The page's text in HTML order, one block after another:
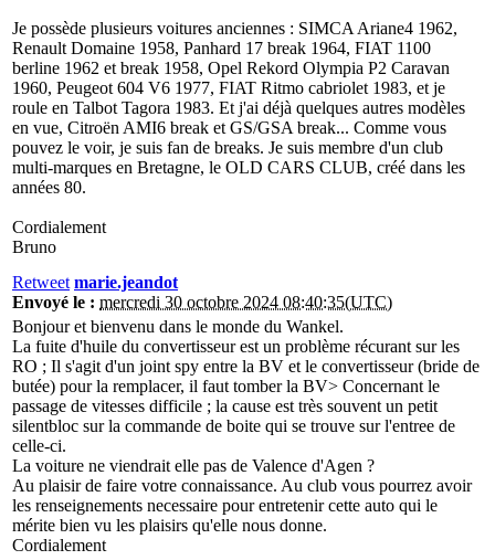
Je possède plusieurs voitures anciennes : SIMCA Ariane4 1962,
Renault Domaine 1958, Panhard 17 break 1964, FIAT 1100
berline 1962 et break 1958, Opel Rekord Olympia P2 Caravan
1960, Peugeot 604 V6 1977, FIAT Ritmo cabriolet 1983, et je
roule en Talbot Tagora 1983. Et j'ai déjà quelques autres modèles
en vue, Citroën AMI6 break et GS/GSA break... Comme vous
pouvez le voir, je suis fan de breaks. Je suis membre d'un club
multi-marques en Bretagne, le OLD CARS CLUB, créé dans les
années 80.
Cordialement
Bruno
Retweet marie.jeandot
Envoyé le : mercredi 30 octobre 2024 08:40:35(UTC)
Bonjour et bienvenu dans le monde du Wankel.
La fuite d'huile du convertisseur est un problème récurant sur les
RO ; Il s'agit d'un joint spy entre la BV et le convertisseur (bride de
butée) pour la remplacer, il faut tomber la BV> Concernant le
passage de vitesses difficile ; la cause est très souvent un petit
silentbloc sur la commande de boite qui se trouve sur l'entree de
celle-ci.
La voiture ne viendrait elle pas de Valence d'Agen ?
Au plaisir de faire votre connaissance. Au club vous pourrez avoir
les renseignements necessaire pour entretenir cette auto qui le
mérite bien vu les plaisirs qu'elle nous donne.
Cordialement